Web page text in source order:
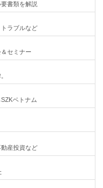
書類を解説
ラブルなど
セミナー
ベトナム
産投資など